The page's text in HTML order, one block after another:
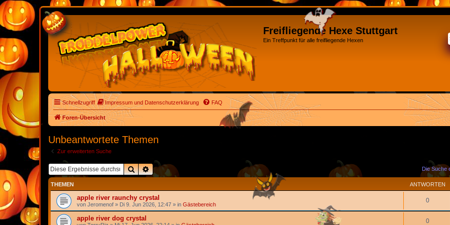
Freifliegende Hexe Stuttgart
Ein Treffpunkt für alle freifliegende Hexen
Schnellzugriff Impressum und Datenschutzerklärung FAQ
Foren-Übersicht
Unbeantwortete Themen
Zur erweiterten Suche
SucheErweiterte Suche Die Suche
THEMEN ANTWORTEN
apple river raunchy crystal
von Jeromenof » Di 9. Jun 2026, 12:47 » in Gästebereich
0
apple river dog crystal 0